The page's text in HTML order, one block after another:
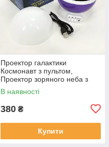
Проектор галактики
Космонавт з пультом,
Проектор зоряного неба з
пультом дистанційного
керування UH-91
В наявності
380 ₴
Купити